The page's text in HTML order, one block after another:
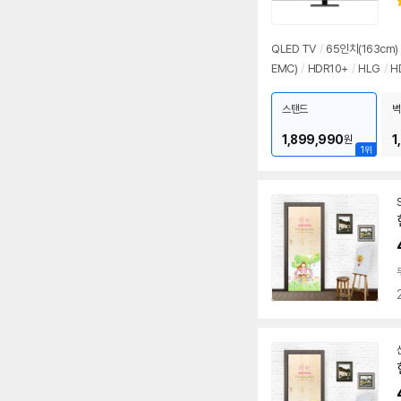
QLED TV / 65인치(163cm)
EMC) / HDR10+ / HLG /
1위
스탠드
1,899,990원